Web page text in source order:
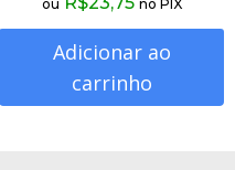
ou no PIX
Adicionar ao
carrinho